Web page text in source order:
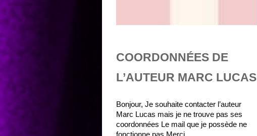
COORDONNÉES DE
L’AUTEUR MARC LUCAS
Bonjour, Je souhaite contacter l’auteur
Marc Lucas mais je ne trouve pas ses
coordonnées Le mail que je possède ne
fonctionne pas Merci